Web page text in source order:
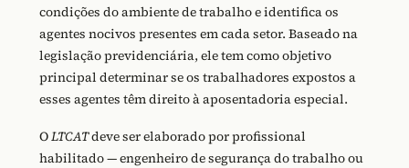
condições do ambiente de trabalho e identifica os
agentes nocivos presentes em cada setor. Baseado na
legislação previdenciária, ele tem como objetivo
principal determinar se os trabalhadores expostos a
esses agentes têm direito à aposentadoria especial.
OLTCATdeve ser elaborado por profissional
habilitado — engenheiro de segurança do trabalho ou